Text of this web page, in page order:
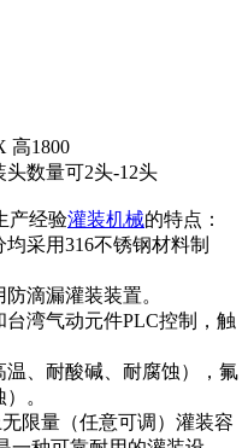
高1800
数量可2头-12头
产经验灌装机械的特点：
采用316不锈钢材料制
滴漏灌装装置。
湾气动元件PLC控制，触
、耐酸碱、耐腐蚀），氟
。
限量（任意可调）灌装容